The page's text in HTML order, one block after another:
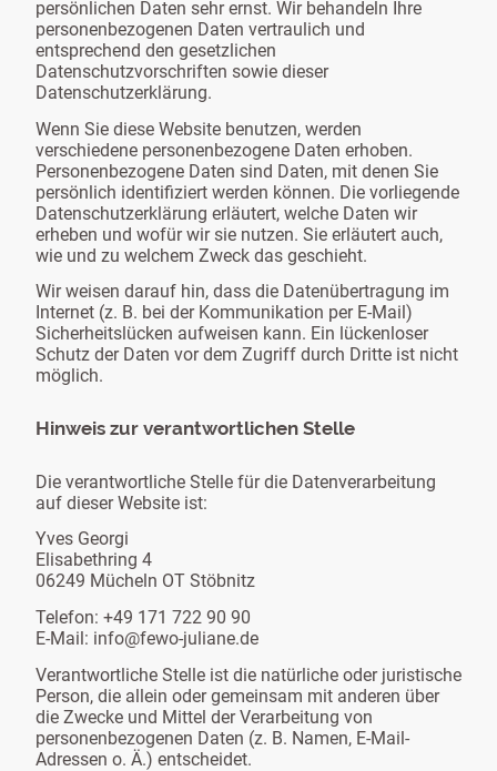
persönlichen Daten sehr ernst. Wir behandeln Ihre
personenbezogenen Daten vertraulich und
entsprechend den gesetzlichen
Datenschutzvorschriften sowie dieser
Datenschutzerklärung.
Wenn Sie diese Website benutzen, werden
verschiedene personenbezogene Daten erhoben.
Personenbezogene Daten sind Daten, mit denen Sie
persönlich identifiziert werden können. Die vorliegende
Datenschutzerklärung erläutert, welche Daten wir
erheben und wofür wir sie nutzen. Sie erläutert auch,
wie und zu welchem Zweck das geschieht.
Wir weisen darauf hin, dass die Datenübertragung im
Internet (z. B. bei der Kommunikation per E-Mail)
Sicherheitslücken aufweisen kann. Ein lückenloser
Schutz der Daten vor dem Zugriff durch Dritte ist nicht
möglich.
Hinweis zur verantwortlichen Stelle
Die verantwortliche Stelle für die Datenverarbeitung
auf dieser Website ist:
Yves Georgi
Elisabethring 4
06249 Mücheln OT Stöbnitz
Telefon: +49 171 722 90 90
E-Mail: info@fewo-juliane.de
Verantwortliche Stelle ist die natürliche oder juristische
Person, die allein oder gemeinsam mit anderen über
die Zwecke und Mittel der Verarbeitung von
personenbezogenen Daten (z. B. Namen, E-Mail-
Adressen o. Ä.) entscheidet.